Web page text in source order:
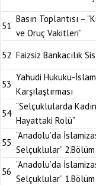
51
Basın Toplantısı –
ve Oruç Vakitleri”
52 Faizsiz Bankacılık
53
Yahudi Hukuku-
Karşılaştırması
54
“Selçuklularda
Hayattaki Rolü”
55
“Anadolu’da
Selçuklular” 2.Bölüm
56
“Anadolu’da
Selçuklular” 1.Bölüm